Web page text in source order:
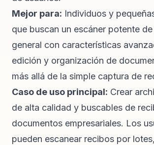
Mejor para: Individuos y
que buscan un escáner potente
general con características
edición y organización de
más allá de la simple captura de
Caso de uso principal: Crear
de alta calidad y buscables de
documentos empresariales. Los
pueden escanear recibos por